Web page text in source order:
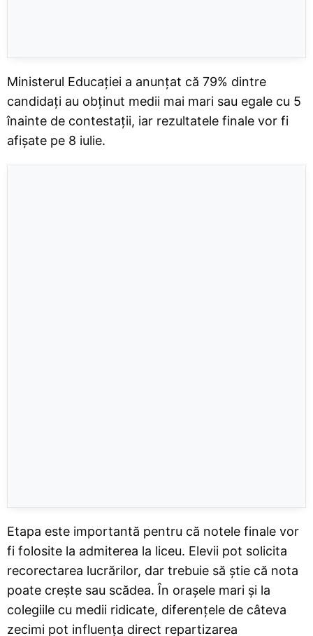
Ministerul Educației a anunțat că 79% dintre
candidați au obținut medii mai mari sau egale cu 5
înainte de contestații, iar rezultatele finale vor fi
afișate pe 8 iulie.
Etapa este importantă pentru că notele finale vor
fi folosite la admiterea la liceu. Elevii pot solicita
recorectarea lucrărilor, dar trebuie să știe că nota
poate crește sau scădea. În orașele mari și la
colegiile cu medii ridicate, diferențele de câteva
zecimi pot influența direct repartizarea